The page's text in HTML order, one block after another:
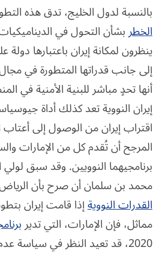
بالنسبة لدول الخليج، تدق هذه
الخطربشأن التحول في
ينظرون لمكانة إيران باعتبارها دولة
إلى جانب قدراتها المتطورة في
أنها تحدٍ مباشر للبنية الأمنية في
إيران النووية تعد كذلك أداة
اقتراب إيران من الوصول إلى أعتاب
المرجح أن تُقدم كل من الإمارات
برنامجيهما النوويين. وقد سبق
محمد بن سلمان أن صرح بأن
القدرات النوويةإذا قامت إيران
مماثل، فإن الإمارات، التي تدير
2020، قد تعيد النظر في سياسة عدم التخصيب التي تتبعها.